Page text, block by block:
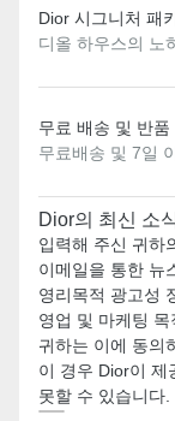
Dior 시그니처 패
디올 하우스의 노
무료 배송 및 반품
무료배송 및 7일
Dior의 최신 소
입력해 주신 귀하
이메일을 통한 뉴
영리목적 광고성
영업 및 마케팅
귀하는 이에 동의
이 경우 Dior이 제
못할 수 있습니다.